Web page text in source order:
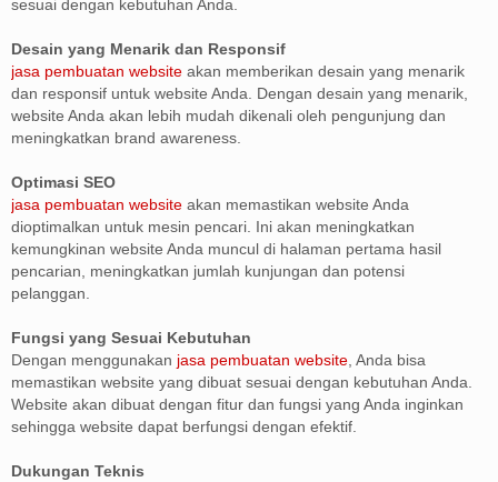
sesuai dengan kebutuhan Anda.
Desain yang Menarik dan Responsif
jasa pembuatan website akan memberikan desain yang menarik
dan responsif untuk website Anda. Dengan desain yang menarik,
website Anda akan lebih mudah dikenali oleh pengunjung dan
meningkatkan brand awareness.
Optimasi SEO
jasa pembuatan website akan memastikan website Anda
dioptimalkan untuk mesin pencari. Ini akan meningkatkan
kemungkinan website Anda muncul di halaman pertama hasil
pencarian, meningkatkan jumlah kunjungan dan potensi
pelanggan.
Fungsi yang Sesuai Kebutuhan
Dengan menggunakan jasa pembuatan website , Anda bisa
memastikan website yang dibuat sesuai dengan kebutuhan Anda.
Website akan dibuat dengan fitur dan fungsi yang Anda inginkan
sehingga website dapat berfungsi dengan efektif.
Dukungan Teknis